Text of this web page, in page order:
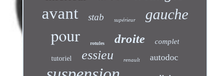
avant stab supérieur gauche
pour rotules droite complet
tutoriel essieu renault autodoc